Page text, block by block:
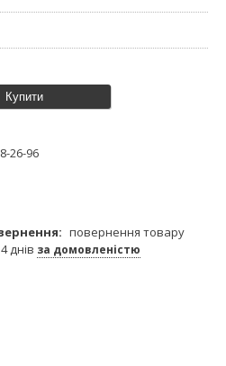
Купити
26-96
повернення товару
днів за домовленістю